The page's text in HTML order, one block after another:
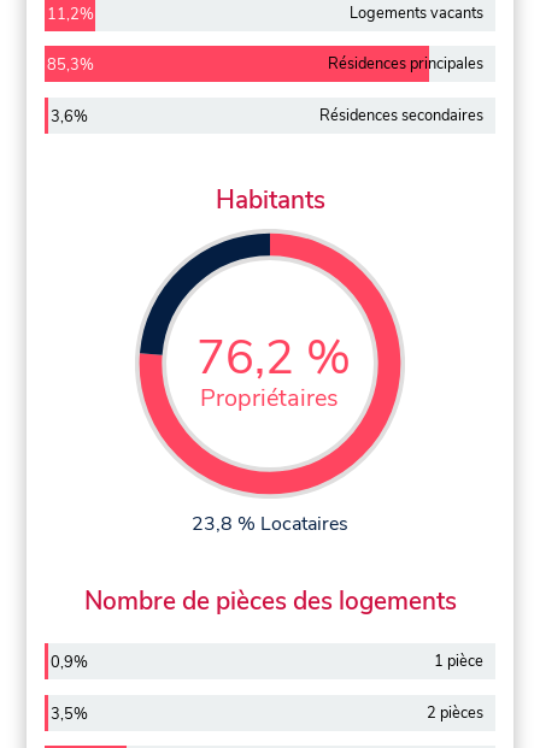
11,2% Logements vacants
85,3% Résidences principales
3,6% Résidences secondaires
Habitants
76,2 %
Propriétaires
23,8 % Locataires
Nombre de pièces des logements
0,9% 1 pièce
3,5% 2 pièces